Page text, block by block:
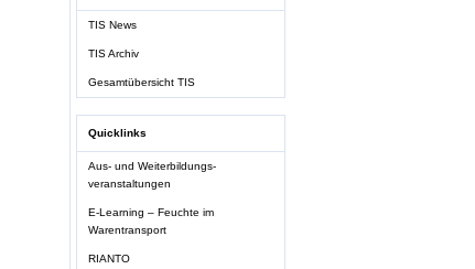
TIS News
TIS Archiv
Gesamtübersicht TIS
Quicklinks
Aus- und Weiterbildungs-
veranstaltungen
E-Learning – Feuchte im
Warentransport
RIANTO